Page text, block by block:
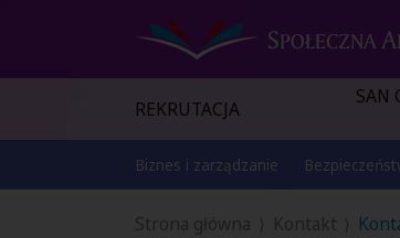
REKRUTACJA
SAN
Biznes i zarządzanie
Strona główna Kontakt